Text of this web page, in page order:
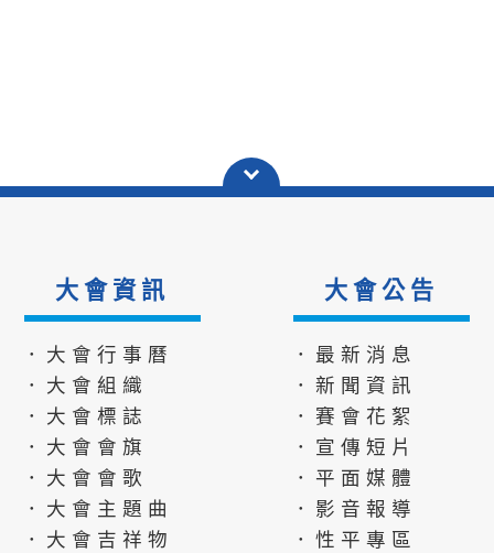
大會資訊
．大會行事曆
．大會組織
．大會標誌
．大會會旗
．大會會歌
．大會主題曲
．大會吉祥物
大會公告
．最新消息
．新聞資訊
．賽會花絮
．宣傳短片
．平面媒體
．影音報導
．性平專區